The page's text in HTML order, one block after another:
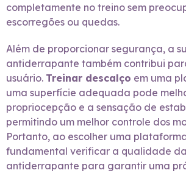
completamente no treino sem
escorregões ou quedas.
Além de proporcionar segurança, a
antiderrapante também contribui
usuário. Treinar descalço em uma
uma superfície adequada pode
propriocepção e a sensação de
permitindo um melhor controle dos
Portanto, ao escolher uma
fundamental verificar a qualidade
antiderrapante para garantir uma